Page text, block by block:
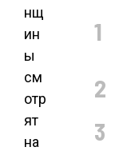
нщ
ин
ы
см
отр
ят
на